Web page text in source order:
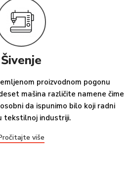
Šivenje
proizvodnom pogonu
mašina različite namene čime
da ispunimo bilo koji radni
tekstilnoj industriji.
više